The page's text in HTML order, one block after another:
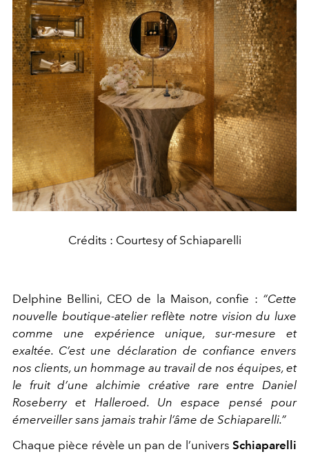
Crédits : Courtesy of Schiaparelli
Delphine Bellini, CEO de la Maison, confie : “Cette
nouvelle boutique-atelier reflète notre vision du luxe
comme une expérience unique, sur-mesure et
exaltée. C’est une déclaration de confiance envers
nos clients, un hommage au travail de nos équipes, et
le fruit d’une alchimie créative rare entre Daniel
Roseberry et Halleroed. Un espace pensé pour
émerveiller sans jamais trahir l’âme de Schiaparelli.”
Chaque pièce révèle un pan de l’univers Schiaparelli